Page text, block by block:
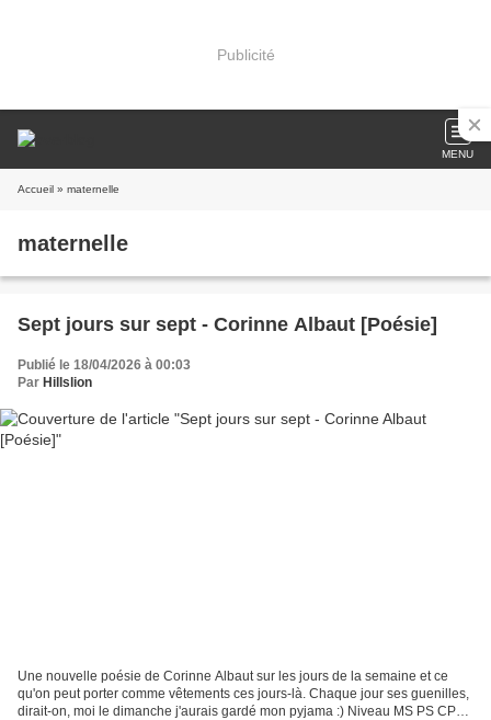
Publicité
MENU
Accueil » maternelle
maternelle
Sept jours sur sept - Corinne Albaut [Poésie]
Publié le 18/04/2026 à 00:03
Par Hillslion
Une nouvelle poésie de Corinne Albaut sur les jours de la semaine et ce
qu'on peut porter comme vêtements ces jours-là. Chaque jour ses guenilles,
dirait-on, moi le dimanche j'aurais gardé mon pyjama :) Niveau MS PS CP